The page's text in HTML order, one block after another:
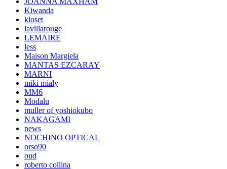
Kiwanda
kloset
lavillarouge
LEMAIRE
less
Maison Margiela
MANTAS EZCARAY
MARNI
miki mialy
MM6
Modalu
muller of yoshiokubo
NAKAGAMI
news
NOCHINO OPTICAL
orso90
oud
roberto collina